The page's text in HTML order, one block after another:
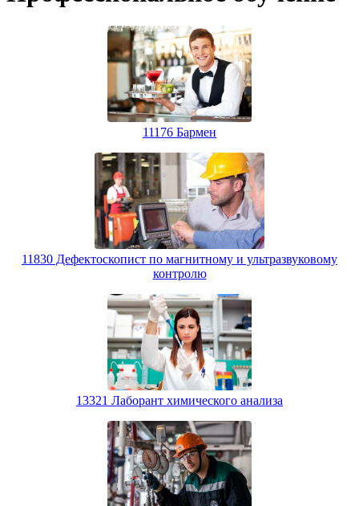
11176 Бармен
11830 Дефектоскопист по магнитному и ультразвуковому
контролю
13321 Лаборант химического анализа